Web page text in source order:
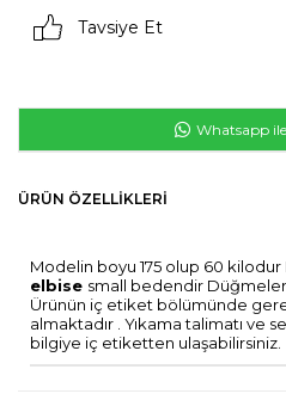
Tavsiye Et
Whatsapp
ÜRÜN ÖZELLIKLERI
Modelin boyu 175 olup 60
elbise small bedendir Düğmeler
Ürünün iç etiket bölümünde
almaktadır . Yıkama talimatı ve
bilgiye iç etiketten ulaşabilirsiniz.